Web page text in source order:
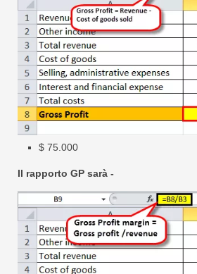
$ 75.000
Il rapporto GP sarà -